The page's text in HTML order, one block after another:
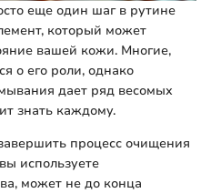
еще один шаг в рутине
который может
вашей кожи. Многие,
о его роли, однако
дает ряд весомых
знать каждому.
процесс очищения
используете
может не до конца